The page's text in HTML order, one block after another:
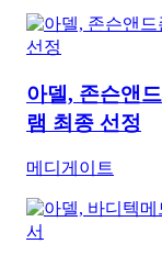
아델, 존슨앤
램 최종 선정
메디게이트